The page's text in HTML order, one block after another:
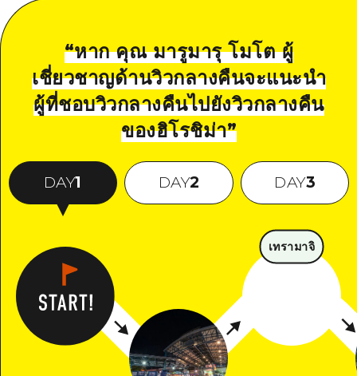
“หาก คุณ มารูมารุ โมโต ผู้
เชี่ยวชาญด้านวิวกลางคืนจะแนะนำ
ผู้ที่ชอบวิวกลางคืนไปยังวิวกลางคืน
ของฮิโรชิม่า”
DAY1 DAY2 DAY3
เทรามาจิ